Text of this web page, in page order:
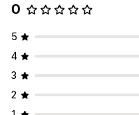
0
5
4
3
2